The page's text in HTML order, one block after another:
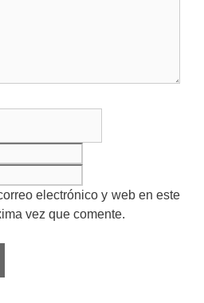
electrónico y web en este
vez que comente.